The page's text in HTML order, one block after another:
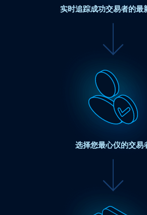
实时追踪成功交易者的最
选择您最心仪的交易